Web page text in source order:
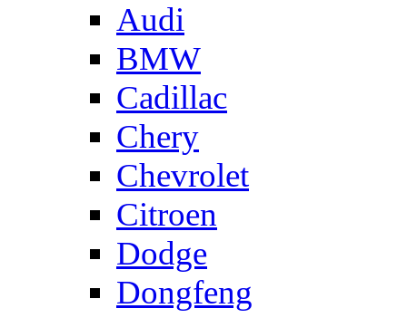
Audi
BMW
Cadillac
Chery
Chevrolet
Citroen
Dodge
Dongfeng